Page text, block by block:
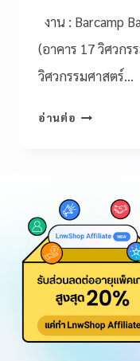
งาน : Barcamp
(อาคาร 17 วิศวก
วิศวกรรมศาสตร์…
อ่านต่อ